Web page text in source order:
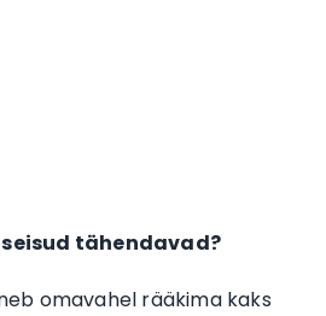
tähendavad?
omavahel rääkima kaks